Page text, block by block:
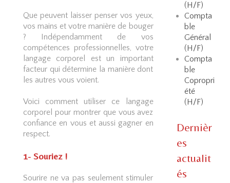
Que peuvent laisser penser vos yeux,
vos mains et votre manière de bouger
? Indépendamment de vos
compétences professionnelles, votre
langage corporel est un important
facteur qui détermine la manière dont
les autres vous voient.
Voici comment utiliser ce langage
corporel pour montrer que vous avez
confiance en vous et aussi gagner en
respect.
1- Souriez !
Sourire ne va pas seulement stimuler
(H/F)
Compta
ble
Général
(H/F)
Compta
ble
Copropri
été
(H/F)
Dernièr
es
actualit
és